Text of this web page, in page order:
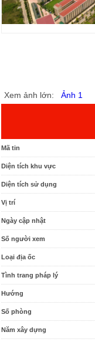
Xem ảnh lớn: Ảnh 1
Mã tin
Diện tích khu vực
Diện tích sử dụng
Vị trí
Ngày cập nhật
Số người xem
Loại địa ốc
Tình trang pháp lý
Hướng
Số phòng
Năm xây dựng